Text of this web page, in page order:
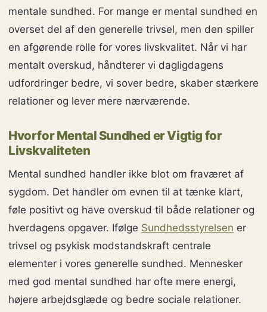
mentale sundhed. For mange er mental sundhed en
overset del af den generelle trivsel, men den spiller
en afgørende rolle for vores livskvalitet. Når vi har
mentalt overskud, håndterer vi dagligdagens
udfordringer bedre, vi sover bedre, skaber stærkere
relationer og lever mere nærværende.
Hvorfor Mental Sundhed er Vigtig for
Livskvaliteten
Mental sundhed handler ikke blot om fraværet af
sygdom. Det handler om evnen til at tænke klart,
føle positivt og have overskud til både relationer og
hverdagens opgaver. Ifølge Sundhedsstyrelsen er
trivsel og psykisk modstandskraft centrale
elementer i vores generelle sundhed. Mennesker
med god mental sundhed har ofte mere energi,
højere arbejdsglæde og bedre sociale relationer.